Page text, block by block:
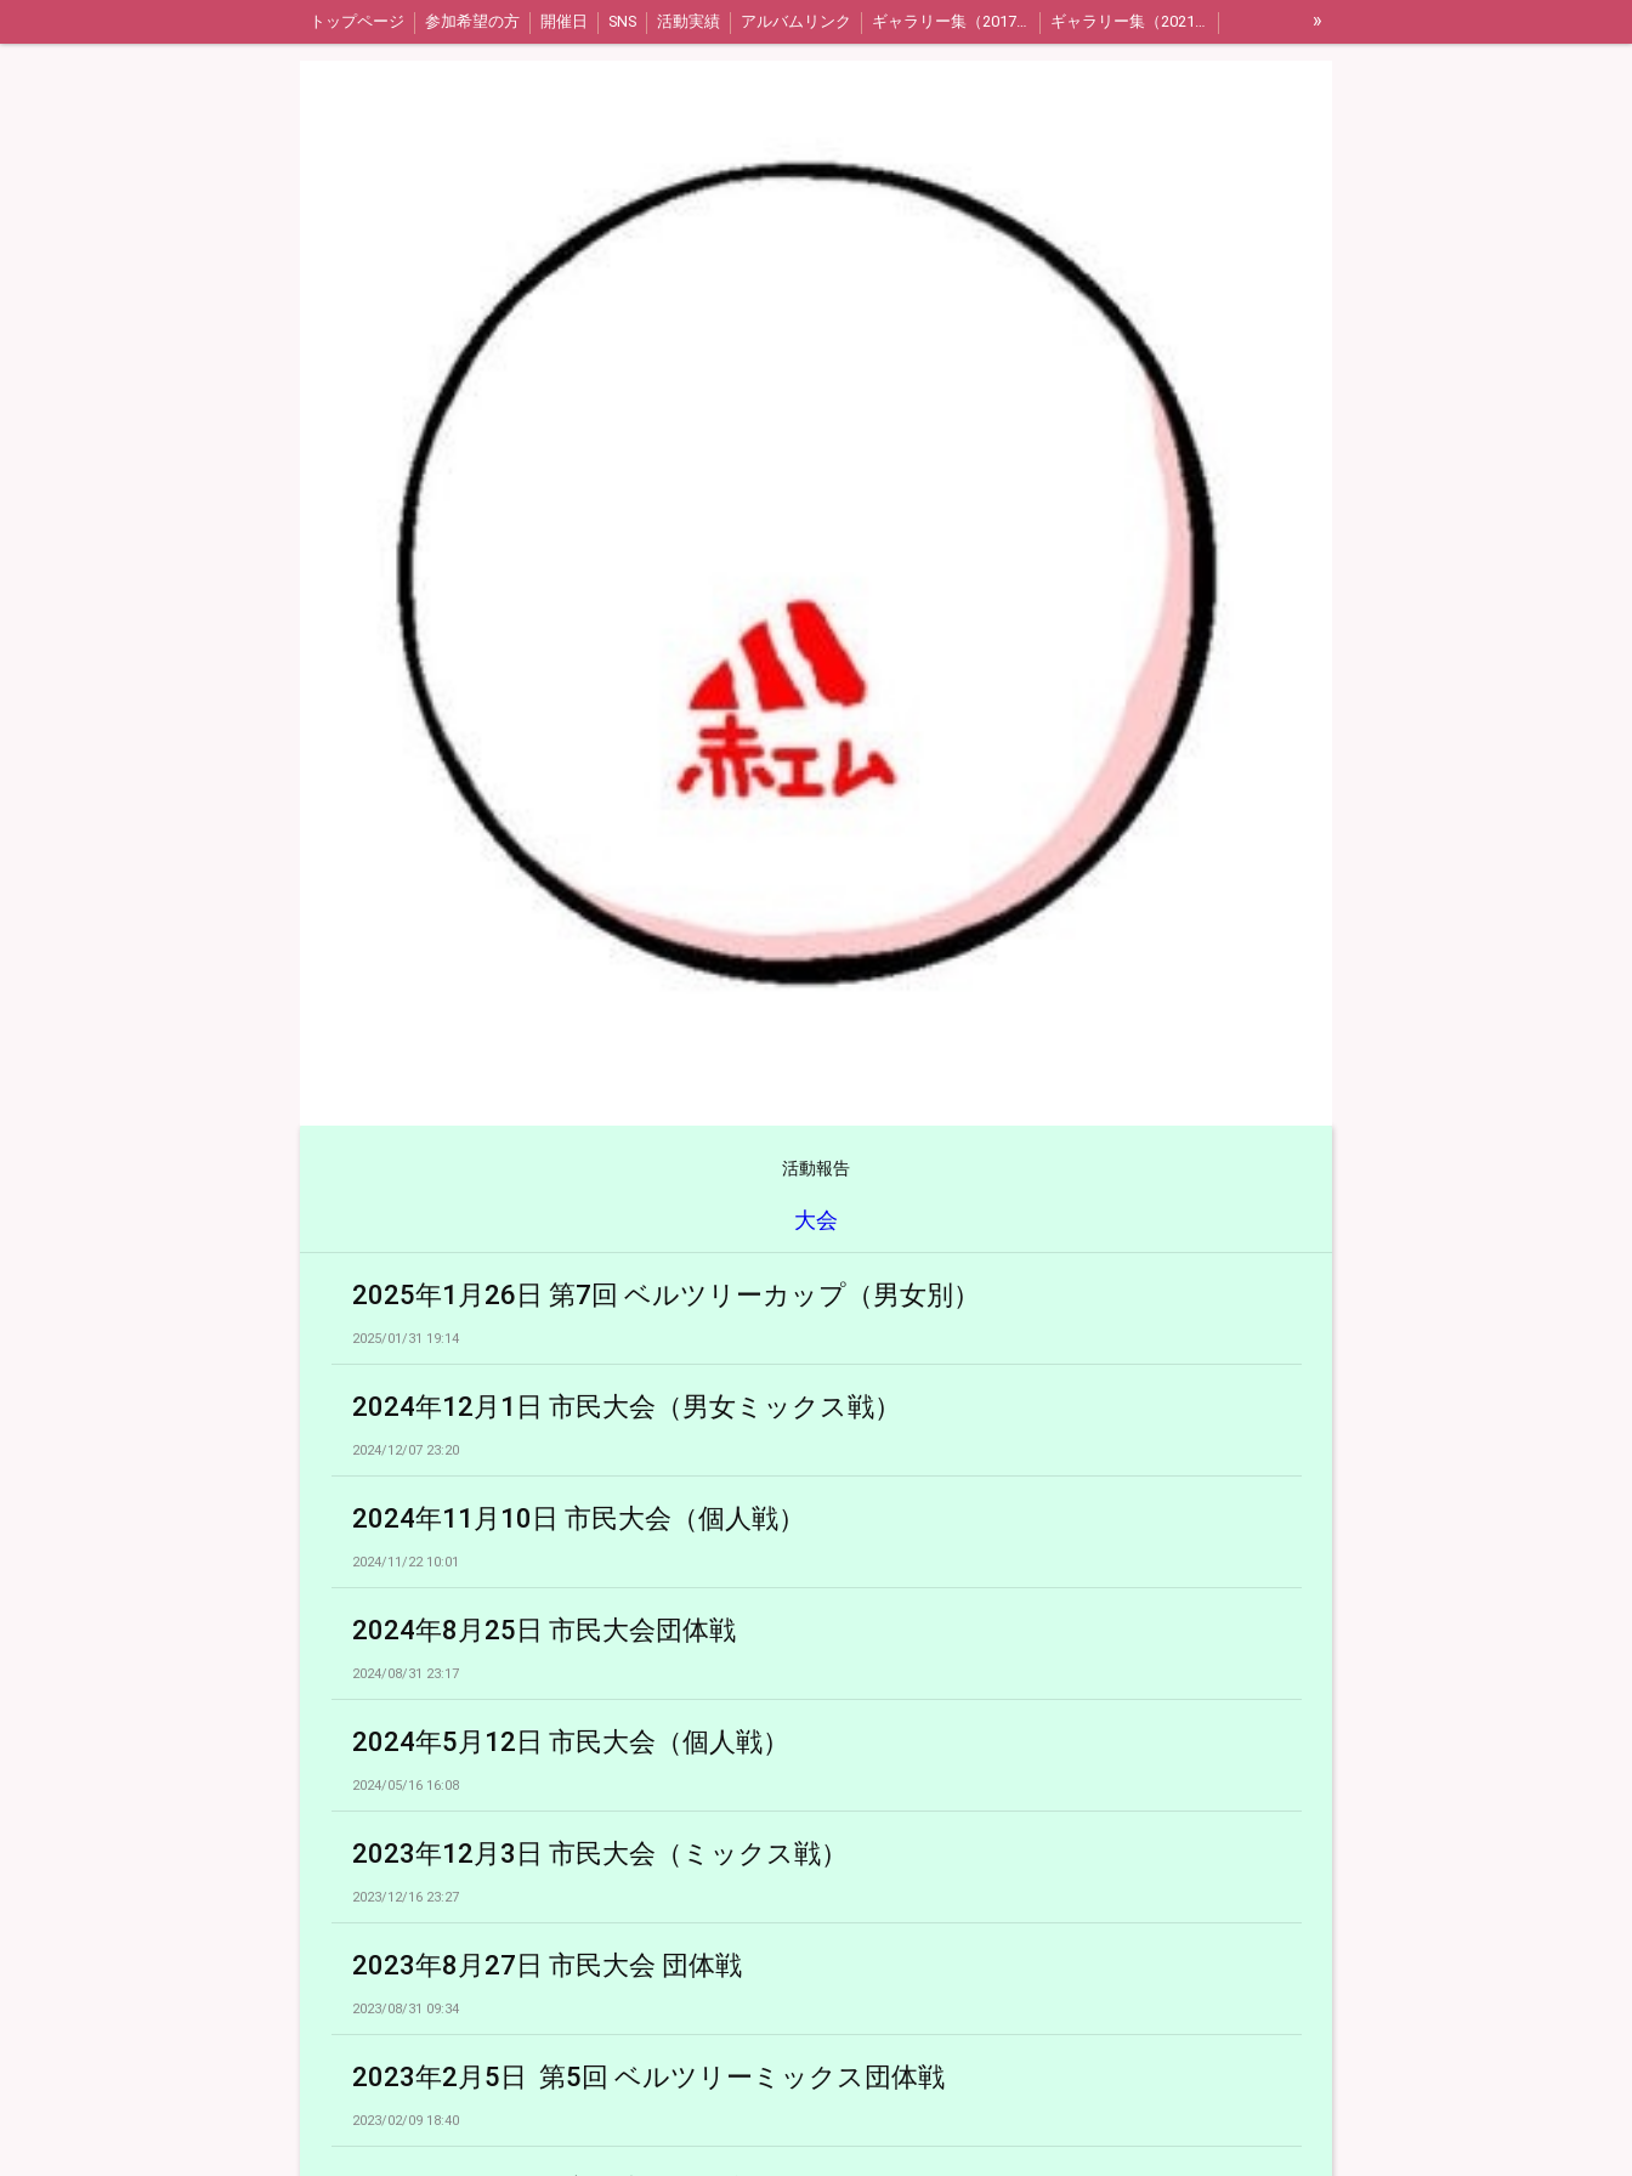
トップページ 参加希望の方 開催日 SNS 活動実績 アルバムリンク ギャラリー集（2017年〜2020年） ギャラリー集（2021年〜2023年） »
活動報告
大会
2025年1月26日 第7回 ベルツリーカップ（男女別）
2025/01/31 19:14
2024年12月1日 市民大会（男女ミックス戦）
2024/12/07 23:20
2024年11月10日 市民大会（個人戦）
2024/11/22 10:01
2024年8月25日 市民大会団体戦
2024/08/31 23:17
2024年5月12日 市民大会（個人戦）
2024/05/16 16:08
2023年12月3日 市民大会（ミックス戦）
2023/12/16 23:27
2023年8月27日 市民大会 団体戦
2023/08/31 09:34
2023年2月5日 第5回 ベルツリーミックス団体戦
2023/02/09 18:40